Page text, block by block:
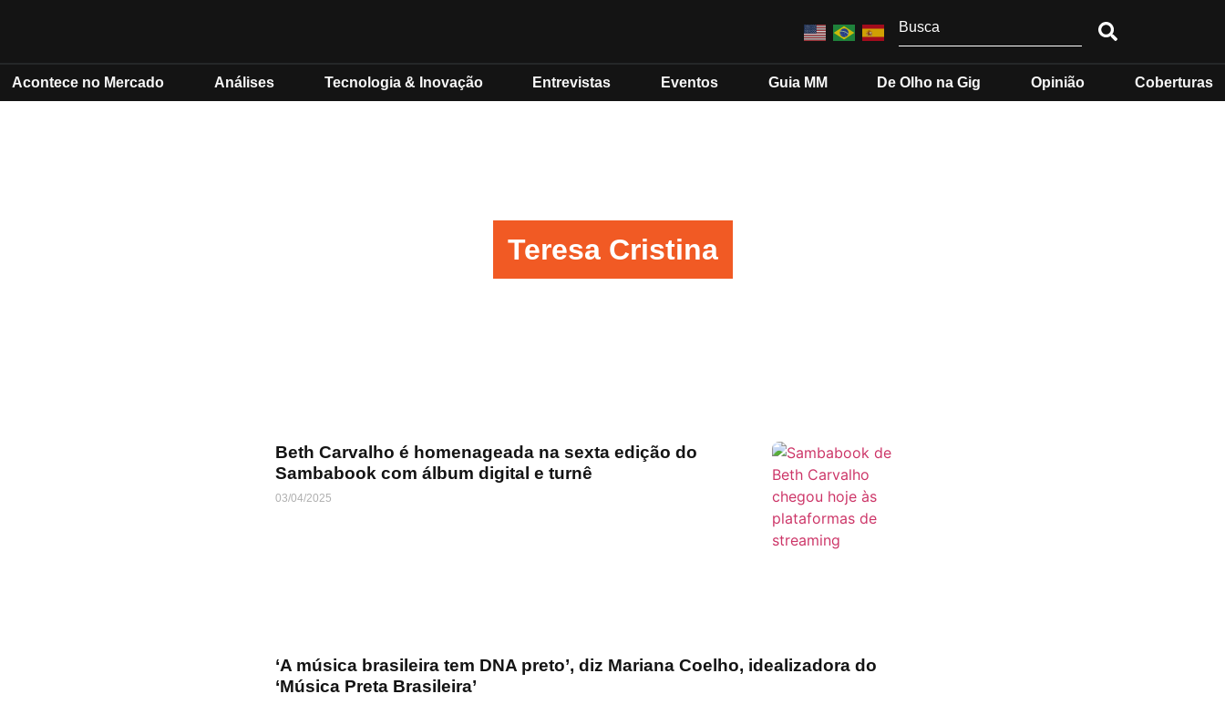
Acontece no Mercado Análises Tecnologia & Inovação Entrevistas Eventos Guia MM De Olho na Gig Opinião Coberturas
Teresa Cristina
Beth Carvalho é homenageada na sexta edição do
Sambabook com álbum digital e turnê
03/04/2025
‘A música brasileira tem DNA preto’, diz Mariana Coelho, idealizadora do
‘Música Preta Brasileira’